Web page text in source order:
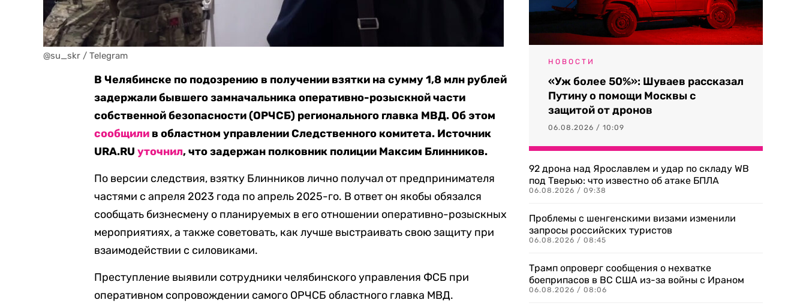
@su_skr / Telegram
В Челябинске по подозрению в получении взятки на сумму 1,8 млн рублей
задержали бывшего замначальника оперативно-розыскной части
собственной безопасности (ОРЧСБ) регионального главка МВД. Об этом
сообщили в областном управлении Следственного комитета. Источник
URA.RUуточнил, что задержан полковник полиции Максим Блинников.
По версии следствия, взятку Блинников лично получал от предпринимателя
частями с апреля 2023 года по апрель 2025-го. В ответ он якобы обязался
сообщать бизнесмену о планируемых в его отношении оперативно-розыскных
мероприятиях, а также советовать, как лучше выстраивать свою защиту при
взаимодействии с силовиками.
Преступление выявили сотрудники челябинского управления ФСБ при
оперативном сопровождении самого ОРЧСБ областного главка МВД.
НОВОСТИ
«Уж более 50%»: Шуваев рассказал
Путину о помощи Москвы с
защитой от дронов
06.08.2026 / 10:09
92 дрона над Ярославлем и удар по складу WB
под Тверью: что известно об атаке БПЛА
06.08.2026 / 09:38
Проблемы с шенгенскими визами изменили
запросы российских туристов
06.08.2026 / 08:45
Трамп опроверг сообщения о нехватке
боеприпасов в ВС США из-за войны с Ираном
06.08.2026 / 08:06